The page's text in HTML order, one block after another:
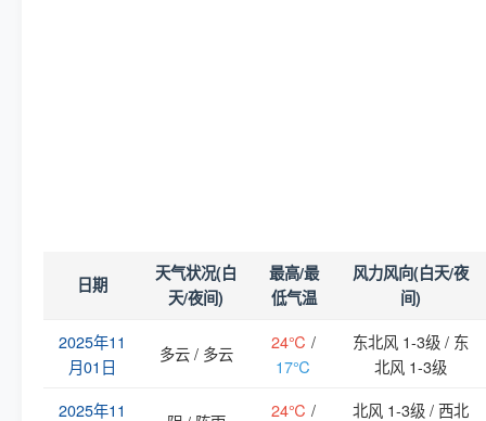
日期
天气状况(白
天/夜间)
最高/最
低气温
风力风向(白天/夜
间)
2025年11
月01日
多云 / 多云
24℃ /
17℃
东北风 1-3级 / 东
北风 1-3级
2025年11
24℃ /
北风 1-3级 / 西北